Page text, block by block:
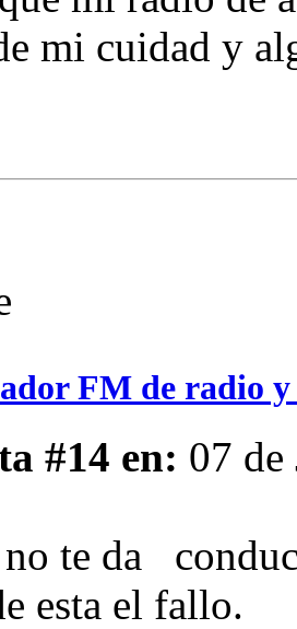
mi cuidad y
FM de radio y
#14 en: 07
no te da
esta el fallo.